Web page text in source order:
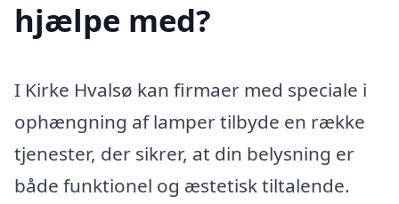
hjælpe med?
I Kirke Hvalsø kan firmaer med speciale i
ophængning af lamper tilbyde en række
tjenester, der sikrer, at din belysning er
både funktionel og æstetisk tiltalende.